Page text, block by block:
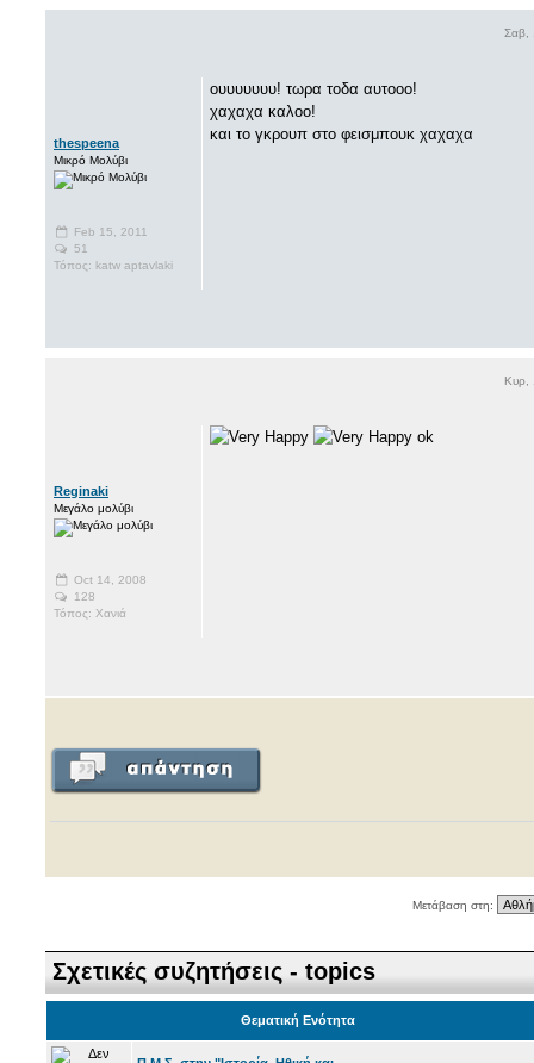
Σαβ,
thespeena
Μικρό Μολύβι
Feb 15, 2011
51
Τόπος: katw aptavlaki
ουυυυυυυ! τωρα τοδα αυτοοο!
χαχαχα καλοο!
και το γκρουπ στο φεισμπουκ χαχαχα
Κυρ,
Reginaki
Μεγάλο μολύβι
Oct 14, 2008
128
Τόπος: Χανιά
ok
Μετάβαση στη:
Σχετικές συζητήσεις - topics
Θεματική Ενότητα